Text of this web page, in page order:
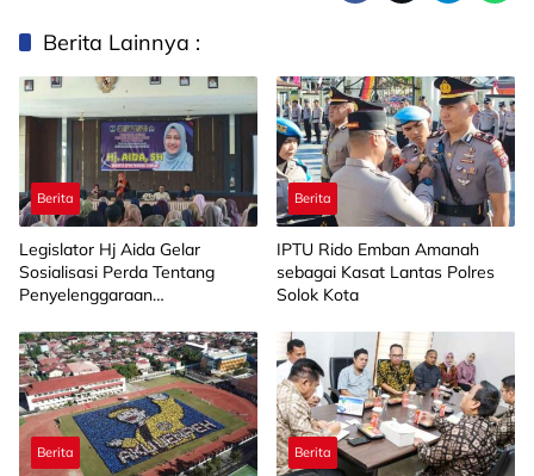
Berita Lainnya :
Berita
Legislator Hj Aida Gelar
Sosialisasi Perda Tentang
Penyelenggaraan
Limapuluh Kota
Berita
IPTU Rido Emban Amanah
sebagai Kasat Lantas Polres
Solok Kota
Berita Berita